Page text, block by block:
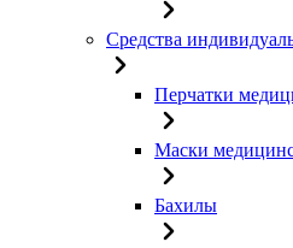
Средства
Перчатки
Маски
Бахилы